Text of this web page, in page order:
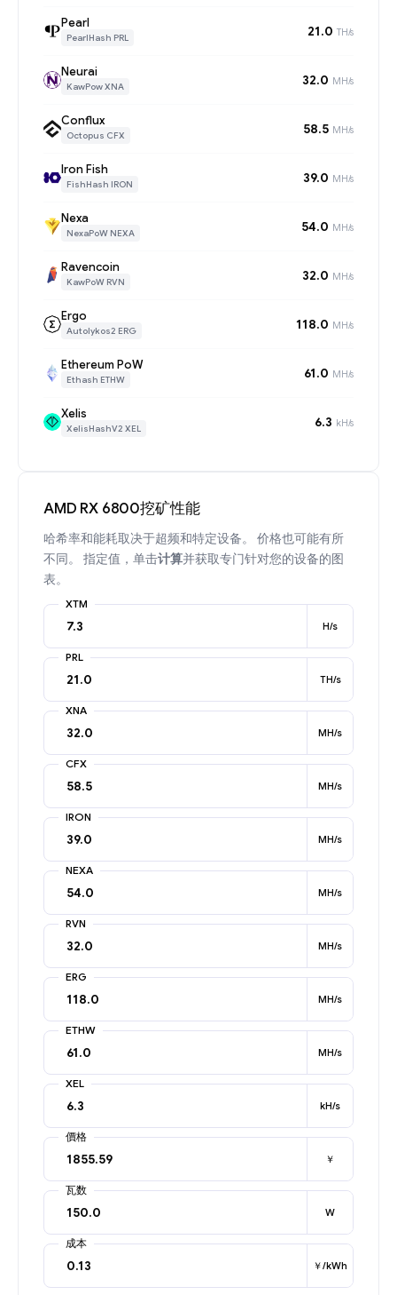
Pearl
PearlHash PRL 21.0 TH/s
Neurai
KawPow XNA 32.0 MH/s
Conflux
Octopus CFX 58.5 MH/s
Iron Fish
FishHash IRON 39.0 MH/s
Nexa
NexaPoW NEXA 54.0 MH/s
Ravencoin
KawPoW RVN 32.0 MH/s
Ergo
Autolykos2 ERG 118.0 MH/s
Ethereum PoW
Ethash ETHW 61.0 MH/s
Xelis
XelisHashV2 XEL 6.3 kH/s
AMD RX 6800挖矿性能
哈希率和能耗取决于超频和特定设备。 价格也可能有所
不同。 指定值，单击计算并获取专门针对您的设备的图
表。
XTM
H/s
PRL
TH/s
XNA
MH/s
CFX
MH/s
IRON
MH/s
NEXA
MH/s
RVN
MH/s
ERG
MH/s
ETHW
MH/s
XEL
kH/s
價格
￥
瓦数
W
成本
￥/kWh